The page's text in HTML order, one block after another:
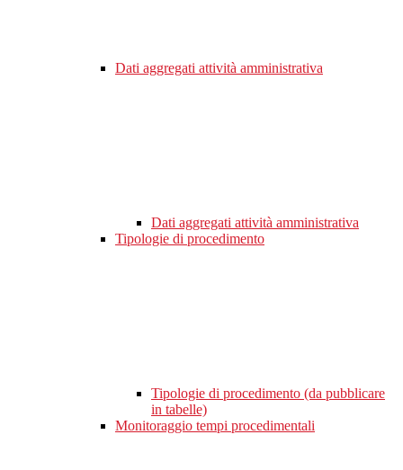
Dati aggregati attività amministrativa
Dati aggregati attività amministrativa
Tipologie di procedimento
Tipologie di procedimento (da pubblicare
in tabelle)
Monitoraggio tempi procedimentali